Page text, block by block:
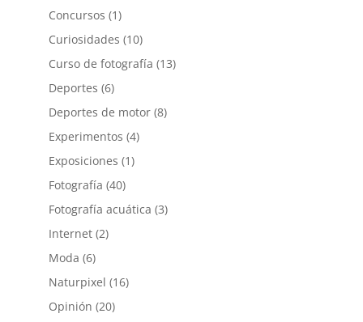
Concursos (1)
Curiosidades (10)
Curso de fotografía (13)
Deportes (6)
Deportes de motor(8)
Experimentos (4)
Exposiciones (1)
Fotografía (40)
Fotografía acuática (3)
Internet(2)
Moda (6)
Naturpixel (16)
Opinión (20)